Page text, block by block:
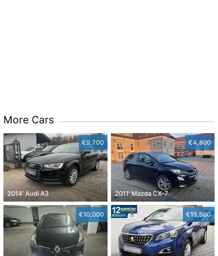
More Cars
€9,700
2014' Audi A3
€4,800
2011' Mazda CX-7
€10,000 €15,500